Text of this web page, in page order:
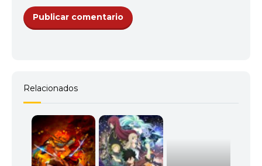
Relacionados